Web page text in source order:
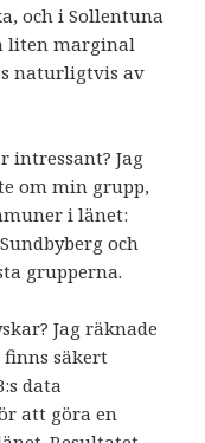
och i Sollentuna
liten marginal
naturligtvis av
intressant? Jag
om min grupp,
i länet:
och
grupperna.
Jag räknade
säkert
data
att göra en